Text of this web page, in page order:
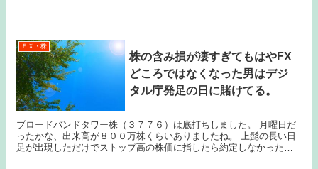
ＦＸ・株
株の含み損が凄すぎてもはやFX
どころではなくなった男はデジ
タル庁発足の日に賭けてる。
ブロードバンドタワー株（３７７６）は底打ちしました。 月曜日だ
ったかな、出来高が８００万株くらいありましたね。 上髭の長い日
足が出現しただけでストップ高の株価に指したら約定しなかった。